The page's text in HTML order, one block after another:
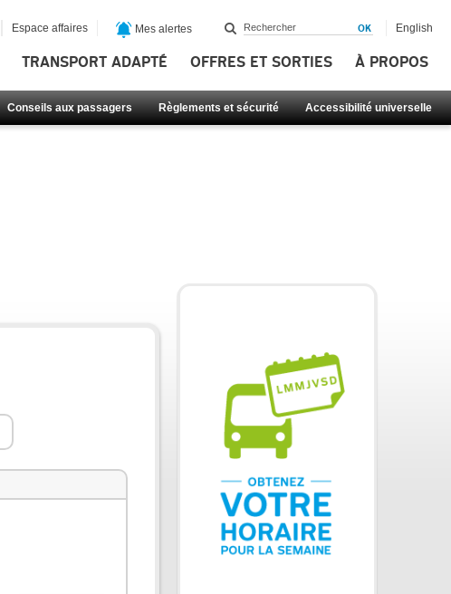
TRANSPORT ADAPTÉ OFFRES ET SORTIES À PROPOS
Conseils aux passagers Règlements et sécurité Accessibilité universelle
Espace affaires Mes alertes English